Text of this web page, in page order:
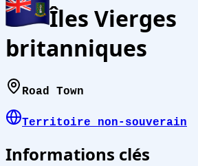
Îles Vierges
britanniques
Road Town
Territoire non-souverain
Informations clés